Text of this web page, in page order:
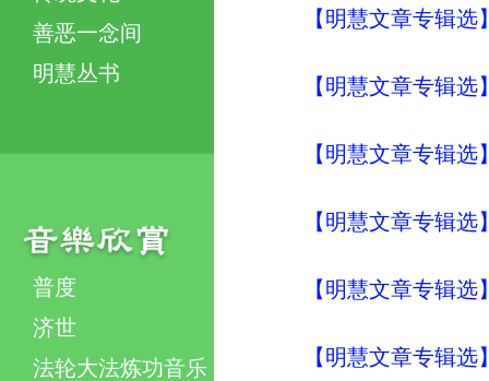
善恶一念间
明慧丛书
普度
济世
法轮大法炼功音乐
【明慧文章专辑
【明慧文章专辑
【明慧文章专辑
【明慧文章专辑
【明慧文章专辑
【明慧文章专辑